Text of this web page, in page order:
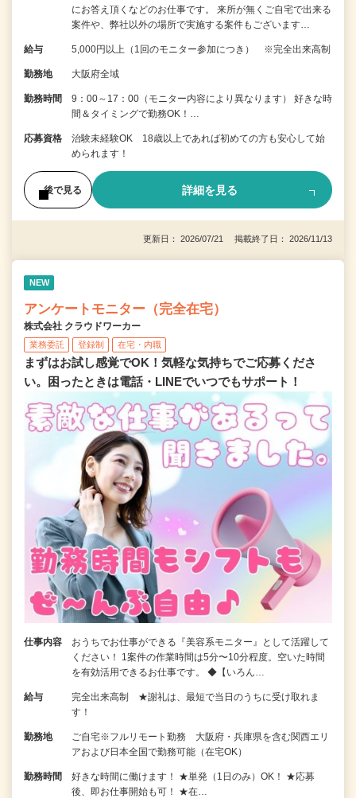
にお答え頂くなどのお仕事です。 来所が無くご自宅で出来る
案件や、弊社以外の場所で実施する案件もございます…
給与 5,000円以上（1回のモニター参加につき） ※完全出来高制
勤務地 大阪府全域
勤務時間
9：00～17：00（モニター内容により異なります） 好きな時
間＆タイミングで勤務OK！…
応募資格
治験未経験OK 18歳以上であれば初めての方も安心して始
められます！
後で見る 詳細を見る
更新日： 2026/07/21 掲載終了日： 2026/11/13
NEW
アンケートモニター（完全在宅）
株式会社 クラウドワーカー
業務委託 登録制 在宅・内職
まずはお試し感覚でOK！気軽な気持ちでご応募くださ
い。困ったときは電話・LINEでいつでもサポート！
仕事内容
おうちでお仕事ができる『美容系モニター』として活躍して
ください！ 1案件の作業時間は5分〜10分程度。空いた時間
を有効活用できるお仕事です。 ◆【いろん…
給与
完全出来高制 ★謝礼は、最短で当日のうちに受け取れま
す！
勤務地
ご自宅※フルリモート勤務 大阪府・兵庫県を含む関西エリ
アおよび日本全国で勤務可能（在宅OK）
勤務時間
好きな時間に働けます！ ★単発（1日のみ）OK！ ★応募
後、即お仕事開始も可！ ★在…